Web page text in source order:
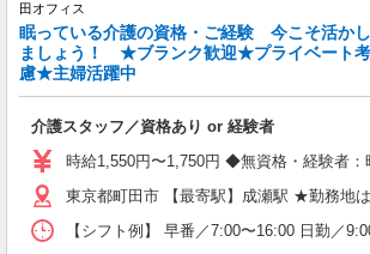
田オフィス
眠っている介護の資格・ご経験 今こそ活かし
ましょう！ ★ブランク歓迎★プライベート考
慮★主婦活躍中
介護スタッフ／資格あり or 経験者
時給1,550円〜1,750円 ◆無資格・経験者
東京都町田市 【最寄駅】成瀬駅 ★勤務地
【シフト例】 早番／7:00〜16:00 日勤／